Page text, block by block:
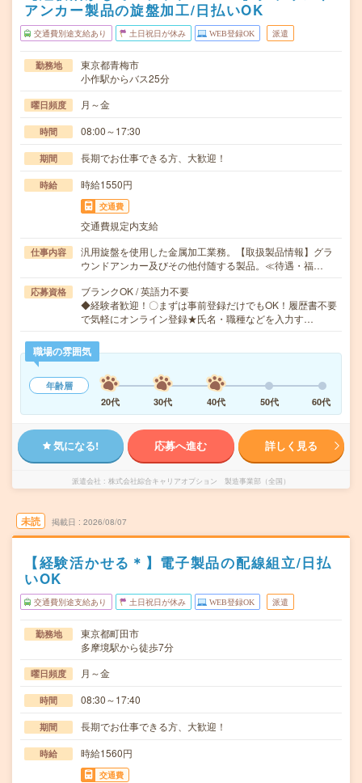
アンカー製品の旋盤加工/日払いOK
交通費別途支給あり 土日祝日が休み WEB登録OK 派遣
勤務地
東京都青梅市
小作駅からバス25分
曜日頻度 月～金
時間 08:00～17:30
期間 長期でお仕事できる方、大歓迎！
時給 時給1550円
交通費
交通費規定内支給
仕事内容
汎用旋盤を使用した金属加工業務。【取扱製品情報】グラ
ウンドアンカー及びその他付随する製品。≪待遇・福…
応募資格
ブランクOK / 英語力不要
◆経験者歓迎！〇まずは事前登録だけでもOK！履歴書不要
で気軽にオンライン登録★氏名・職種などを入力す…
職場の雰囲気
年齢層
20代
30代 40代 50代 60代
気になる! 応募へ進む 詳しく見る
派遣会社 株式会社綜合キャリアオプション 製造事業部（全国）
未読 掲載日 2026/08/07
【経験活かせる＊】電子製品の配線組立/日払
いOK
交通費別途支給あり 土日祝日が休み WEB登録OK 派遣
勤務地
東京都町田市
多摩境駅から徒歩7分
曜日頻度 月～金
時間 08:30～17:40
期間 長期でお仕事できる方、大歓迎！
時給 時給1560円
交通費